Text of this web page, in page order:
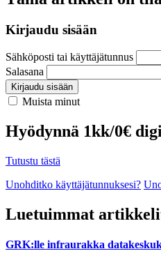
Kirjaudu sisään
Sähköposti tai käyttäjätunnus
Salasana
Kirjaudu sisään
Muista minut
Hyödynnä 1kk/0€
Tutustu tästä
Unohditko käyttäjätunnuksesi?
Luetuimmat
GRK:lle infraurakka